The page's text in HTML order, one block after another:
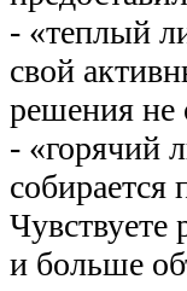
- «теплый
свой
решения не
- «горячий
собирается
и больше